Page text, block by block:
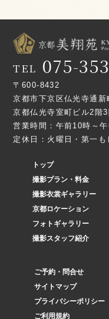
TEL 075-
〒600-8432
京都市下京区仏光寺通
京都仏光寺室町ビル2階3
営業時間：午前10時～
定休日：火曜日・第一も
トップ
撮影プラン・料金
撮影衣裳ギャラリー
京都ロケーション
フォトギャラリー
撮影スタッフ紹介
ご予約・問合せ
サイトマップ
プライバシーポリシー
ご利用規約